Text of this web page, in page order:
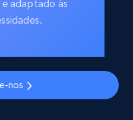
adaptado às
nos